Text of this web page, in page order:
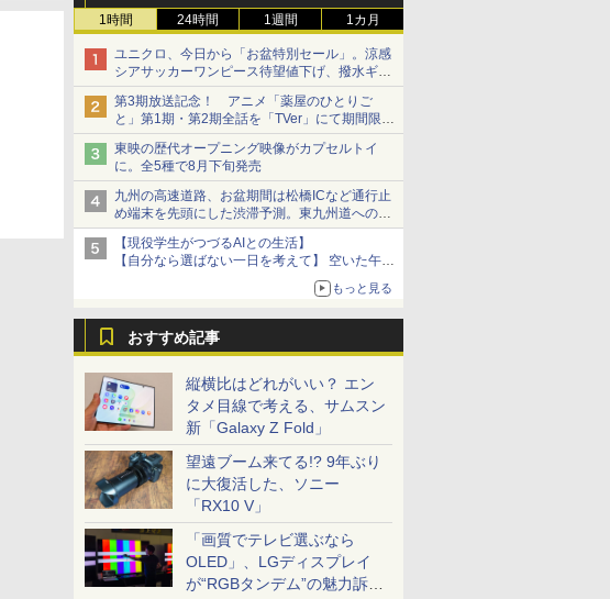
1時間 24時間 1週間 1カ月
ユニクロ、今日から「お盆特別セール」。涼感
シアサッカーワンピース待望値下げ、撥水ギア
ショーツは1990円に
第3期放送記念！ アニメ「薬屋のひとりご
と」第1期・第2期全話を「TVer」にて期間限定
で順次無料配信開始
東映の歴代オープニング映像がカプセルトイ
に。全5種で8月下旬発売
九州の高速道路、お盆期間は松橋ICなど通行止
め端末を先頭にした渋滞予測。東九州道への迂
回は料金調整を実施
【現役学生がつづるAIとの生活】
【自分なら選ばない一日を考えて】 空いた午後
をチャッピーに捧げたら、思わぬ絶景に出会っ
もっと見る
おすすめ記事
縦横比はどれがいい？ エン
タメ目線で考える、サムスン
新「Galaxy Z Fold」
望遠ブーム来てる!? 9年ぶり
に大復活した、ソニー
「RX10 V」
「画質でテレビ選ぶなら
OLED」、LGディスプレイ
が“RGBタンデム”の魅力訴